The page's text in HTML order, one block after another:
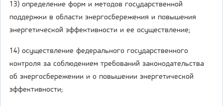
13) определение форм и методов государственной
поддержки в области энергосбережения и повышения
энергетической эффективности и ее осуществление;
14) осуществление федерального государственного
контроля за соблюдением требований законодательства
об энергосбережении и о повышении энергетической
эффективности;